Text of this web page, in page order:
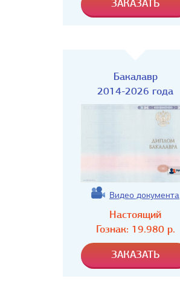
Бакалавр
2014-2026 года
Видео документа
Настоящий
Гознак: 19.980р.